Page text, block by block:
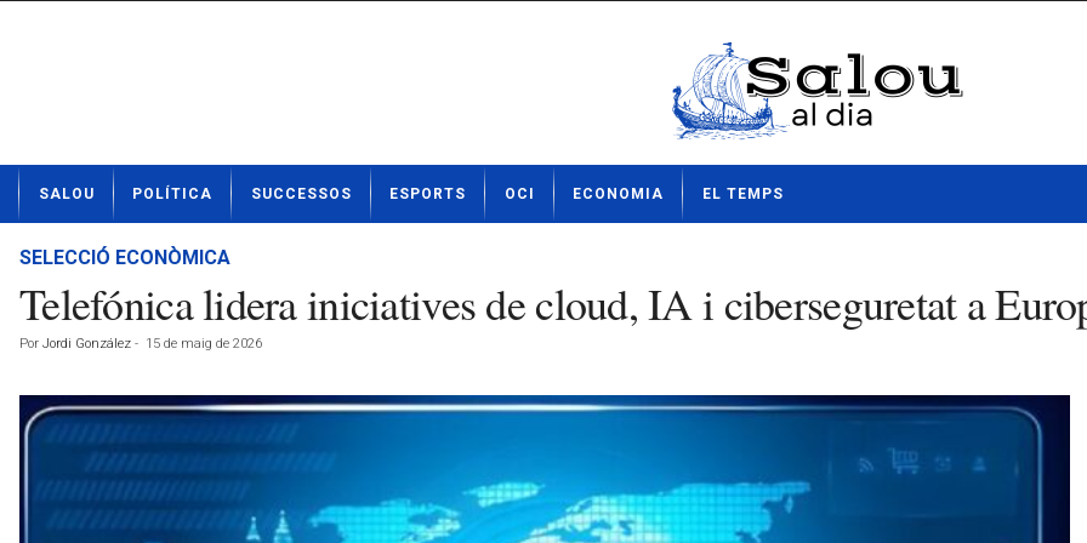
t
SALOU POLÍTICA SUCCESSOS ESPORTS OCI ECONOMIA EL TEMPS
SELECCIÓ ECONÒMICA
Telefónica lidera iniciatives de cloud, IA i ciberseguretat a
Por Jordi González - 15 de maig de 2026